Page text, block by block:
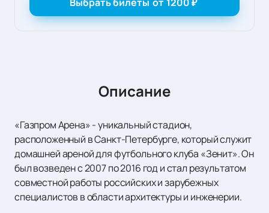
Описание
«Газпром Арена» - уникальный стадион,
расположенный в Санкт-Петербурге, который служит
домашней ареной для футбольного клуба «Зенит». Он
был возведен с 2007 по 2016 год и стал результатом
совместной работы российских и зарубежных
специалистов в области архитектуры и инженерии.